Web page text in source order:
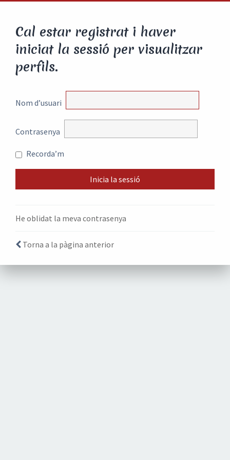
Cal estar registrat i haver
iniciat la sessió per visualitzar
perfils.
Nom d’usuari
Contrasenya
Recorda’m
He oblidat la meva contrasenya
Torna a la pàgina anterior